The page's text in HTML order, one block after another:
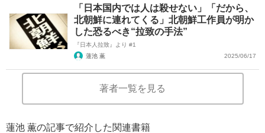
「日本国内では人は殺せない」「だから、
北朝鮮に連れてくる」北朝鮮工作員が明か
した恐るべき“拉致の手法”
『日本人拉致』より #1
蓮池 薫
2025/06/17
著者一覧を見る
蓮池 薫の記事で紹介した関連書籍